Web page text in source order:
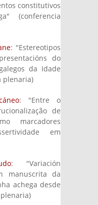
constitutivos
(conferencia
: "Estereotipos
do
da Idade
plenaria)
: "Entre o
de
marcadores
em
: "Variación
manuscrita da
achega desde